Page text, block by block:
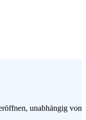
unabhängig von